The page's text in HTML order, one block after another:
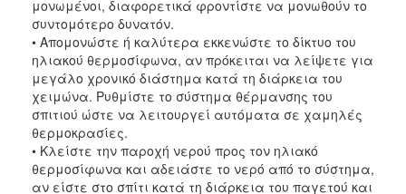
μονωμένοι, διαφορετικά φροντίστε να μονωθούν το
συντομότερο δυνατόν.
• Απομονώστε ή καλύτερα εκκενώστε το δίκτυο του
ηλιακού θερμοσίφωνα, αν πρόκειται να λείψετε για
μεγάλο χρονικό διάστημα κατά τη διάρκεια του
χειμώνα. Ρυθμίστε το σύστημα θέρμανσης του
σπιτιού ώστε να λειτουργεί αυτόματα σε χαμηλές
θερμοκρασίες.
• Κλείστε την παροχή νερού προς τον ηλιακό
θερμοσίφωνα και αδειάστε το νερό από το σύστημα,
αν είστε στο σπίτι κατά τη διάρκεια του παγετού και